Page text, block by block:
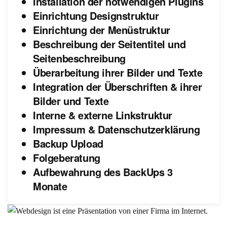
Einrichtung Designstruktur
Einrichtung der Menüstruktur
Beschreibung der Seitentitel und
Seitenbeschreibung
Überarbeitung ihrer Bilder und Texte
Integration der Überschriften & ihrer
Bilder und Texte
Interne & externe Linkstruktur
Impressum & Datenschutzerklärung
Backup Upload
Folgeberatung
Aufbewahrung des BackUps 3
Monate